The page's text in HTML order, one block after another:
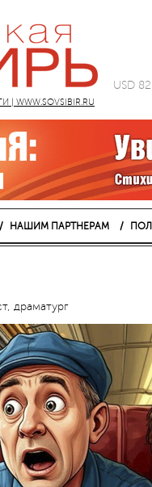
USD
НАШИМ ПАРТНЕРАМ
драматург